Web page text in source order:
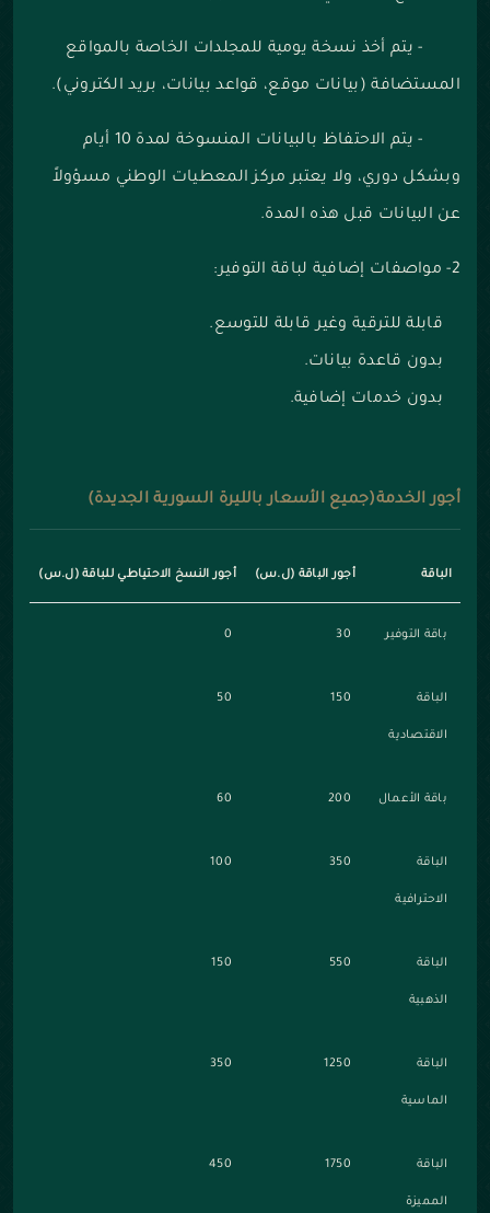
- يتم أخذ نسخة يومية للمجلدات الخاصة بالمواقع
المستضافة (بيانات موقع، قواعد بيانات، بريد الكتروني).
- يتم الاحتفاظ بالبيانات المنسوخة لمدة 10 أيام
وبشكل دوري، ولا يعتبر مركز المعطيات الوطني مسؤولاً
عن البيانات قبل هذه المدة.
2- مواصفات إضافية لباقة التوفير:
قابلة للترقية وغير قابلة للتوسع.
بدون قاعدة بيانات.
بدون خدمات إضافية.
أجور الخدمة(جميع الأسعار بالليرة السورية الجديدة)
الباقة أجور الباقة (ل.س) أجور النسخ الاحتياطي للباقة (ل.س)
باقة التوفير 30
0
الباقة
الاقتصادية
150
50
باقة الأعمال 200
60
الباقة
الاحترافية
350
100
الباقة
الذهبية
550
150
الباقة
الماسية
1250
350
الباقة
المميزة
1750
450